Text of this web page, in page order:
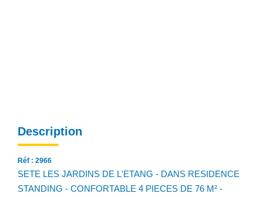
Description
Réf : 2966
SETE LES JARDINS DE L'ETANG - DANS RESIDENCE
STANDING - CONFORTABLE 4 PIECES DE 76 M² -